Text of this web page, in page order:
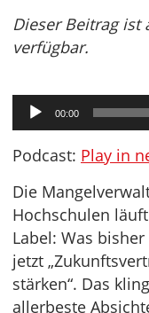
Dieser Beitrag ist
verfügbar.
Audio-
Player
00:00
Podcast: Play in
Die
Hochschulen
Label: Was
jetzt
stärken“. Das
allerbeste